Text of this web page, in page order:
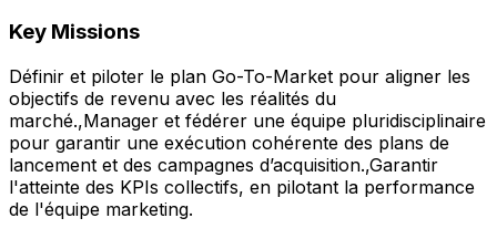
Key Missions
Définir et piloter le plan Go-To-Market pour aligner les
objectifs de revenu avec les réalités du
marché.,Manager et fédérer une équipe pluridisciplinaire
pour garantir une exécution cohérente des plans de
lancement et des campagnes d’acquisition.,Garantir
l'atteinte des KPIs collectifs, en pilotant la performance
de l'équipe marketing.